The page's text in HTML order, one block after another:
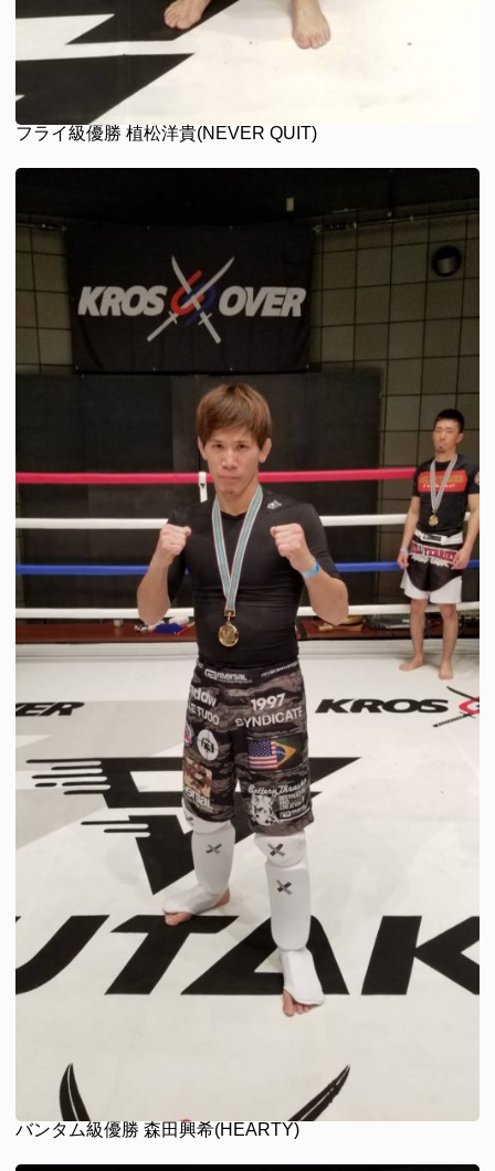
フライ級優勝 植松洋貴(NEVER QUIT)
バンタム級優勝 森田興希(HEARTY)